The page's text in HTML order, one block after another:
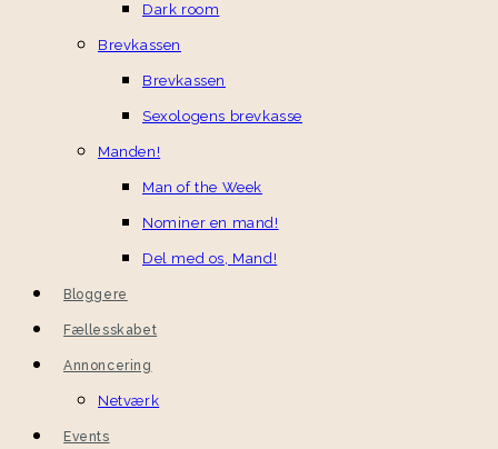
Dark room
Brevkassen
Brevkassen
Sexologens brevkasse
Manden!
Man of the Week
Nominer en mand!
Del med os, Mand!
Bloggere
Fællesskabet
Annoncering
Netværk
Events